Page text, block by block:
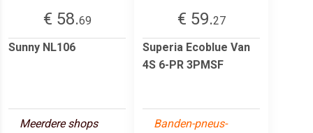
€ 58.69
Sunny NL106
Meerdere shops
€ 59.27
Superia Ecoblue Van
4S 6-PR 3PMSF
Banden-pneus-